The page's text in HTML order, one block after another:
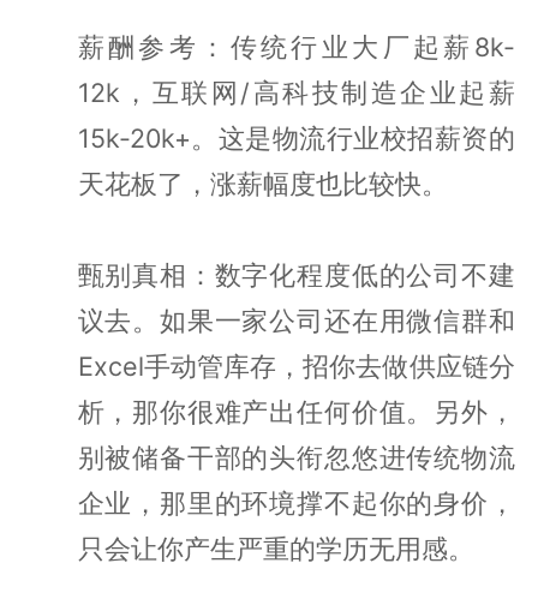
薪酬参考：传统行业大厂起薪8k-
12k，互联网/高科技制造企业起薪
15k-20k+。这是物流行业校招薪资的
天花板了，涨薪幅度也比较快。
甄别真相：数字化程度低的公司不建
议去。如果一家公司还在用微信群和
Excel手动管库存，招你去做供应链分
析，那你很难产出任何价值。另外，
别被储备干部的头衔忽悠进传统物流
企业，那里的环境撑不起你的身价，
只会让你产生严重的学历无用感。